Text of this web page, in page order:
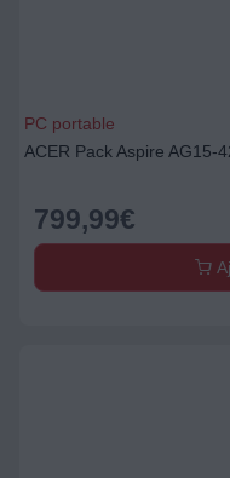
PC portable
ACER Pack Aspire AG15-
799,99€